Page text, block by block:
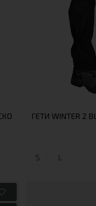
ГЕТИ WINTER 2
S L